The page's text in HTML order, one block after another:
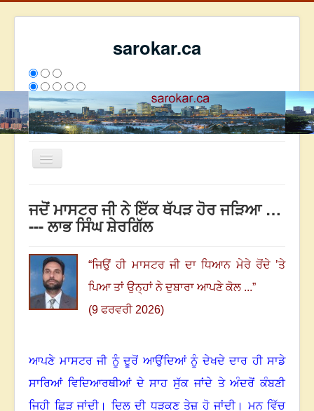
sarokar.ca
Toggle
ਰਚਨਾਵਾਂ
ਸੰਪਰਕ
We have 226 guests and no members online
2805832
ਇਸ ਹਫਤੇ33266
ਜਦੋਂ ਮਾਸਟਰ ਜੀ ਨੇ ਇੱਕ ਥੱਪੜ ਹੋਰ ਜੜਿਆ …
--- ਲਾਭ ਸਿੰਘ ਸ਼ੇਰਗਿੱਲ
“ਜਿਉਂ ਹੀ ਮਾਸਟਰ ਜੀ ਦਾ ਧਿਆਨ ਮੇਰੇ ਰੋਂਦੇ ’ਤੇ
ਪਿਆ ਤਾਂ ਉਨ੍ਹਾਂ ਨੇ ਦੁਬਾਰਾ ਆਪਣੇ ਕੋਲ ...”
(9 ਫਰਵਰੀ 2026)
ਆਪਣੇ ਮਾਸਟਰ ਜੀ ਨੂੰ ਦੂਰੋਂ ਆਉਂਦਿਆਂ ਨੂੰ ਦੇਖਦੇ ਦਾਰ ਹੀ ਸਾਡੇ
ਸਾਰਿਆਂ ਵਿਦਿਆਰਥੀਆਂ ਦੇ ਸਾਹ ਸੁੱਕ ਜਾਂਦੇ ਤੇ ਅੰਦਰੋਂ ਕੰਬਣੀ
ਜਿਹੀ ਛਿੜ ਜਾਂਦੀ। ਦਿਲ ਦੀ ਧੜਕਣ ਤੇਜ਼ ਹੋ ਜਾਂਦੀ। ਮਨ ਵਿੱਚ